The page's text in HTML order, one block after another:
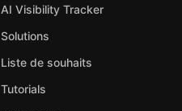
AI Visibility Tracker
Solutions
Liste de souhaits
Tutorials